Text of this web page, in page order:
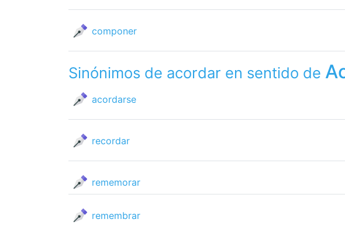
componer
Sinónimos de acordar en sentido de
acordarse
recordar
rememorar
remembrar